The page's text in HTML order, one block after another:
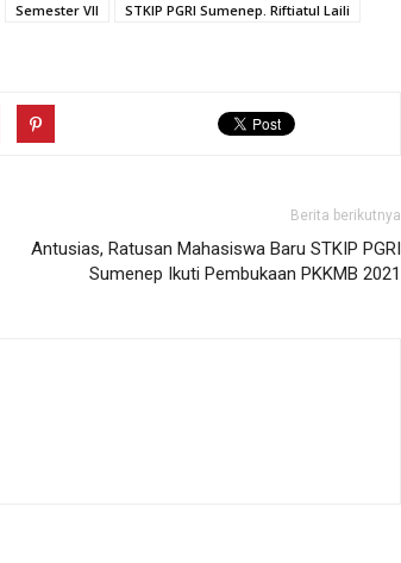
Semester VII
STKIP PGRI Sumenep. Riftiatul Laili
Berita berikutnya
Antusias, Ratusan Mahasiswa Baru STKIP PGRI
Sumenep Ikuti Pembukaan PKKMB 2021